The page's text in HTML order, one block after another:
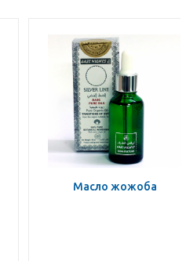
Масло жожоба